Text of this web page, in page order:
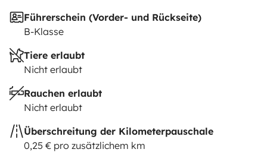
Führerschein (Vorder- und Rückseite)
B-Klasse
Tiere erlaubt
Nicht erlaubt
Rauchen erlaubt
Nicht erlaubt
Überschreitung der Kilometerpauschale
0,25 € pro zusätzlichem km